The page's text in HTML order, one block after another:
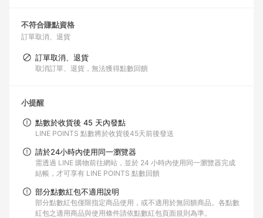
不符合賺點資格
訂單取消、退貨
訂單取消、退貨
取消訂單、退貨，無法獲得點數回饋
小提醒
點數於收貨後 45 天內發點
LINE POINTS 點數將於收貨後45天前後發送
請於24小時內使用同一瀏覽器
需透過 LINE 購物前往網站，並於 24 小時內使用同一瀏覽器完成
結帳，才可享有 LINE POINTS 點數回饋
部分點數紅包不適用說明
部分點數紅包僅限指定商品使用，或不適用於無回饋商品。各點數
紅包之適用商品與使用條件請依點數紅包頁面規則為準。